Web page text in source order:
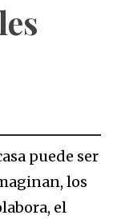
puede ser
los
el